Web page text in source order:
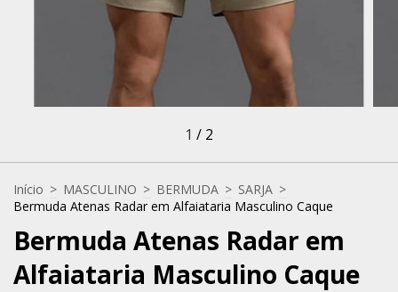
1 / 2
Início > MASCULINO > BERMUDA > SARJA >
Bermuda Atenas Radar em Alfaiataria Masculino Caque
Bermuda Atenas Radar em
Alfaiataria Masculino Caque